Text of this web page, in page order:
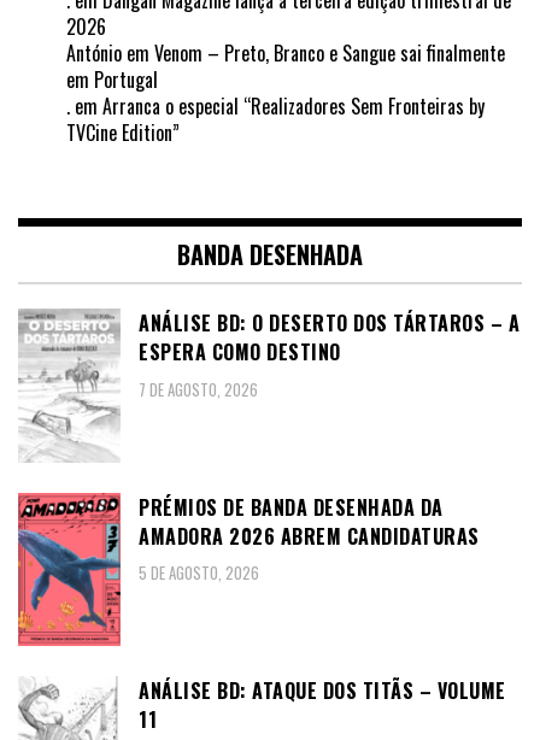
2026
António em Venom – Preto, Branco e Sangue sai finalmente
em Portugal
. em Arranca o especial “Realizadores Sem Fronteiras by
TVCine Edition”
BANDA DESENHADA
ANÁLISE BD: O DESERTO DOS TÁRTAROS – A
ESPERA COMO DESTINO
7 DE AGOSTO, 2026
PRÉMIOS DE BANDA DESENHADA DA
AMADORA 2026 ABREM CANDIDATURAS
5 DE AGOSTO, 2026
ANÁLISE BD: ATAQUE DOS TITÃS – VOLUME
11